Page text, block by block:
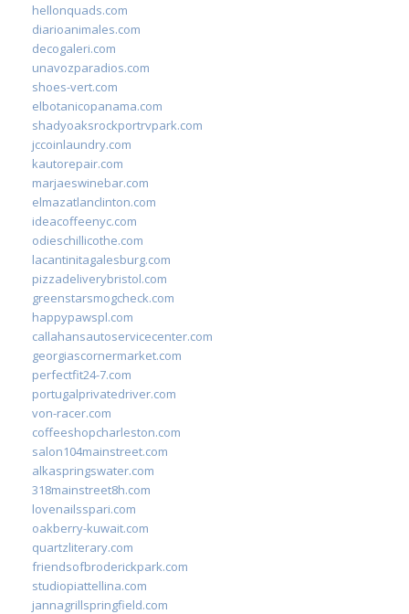
hellonquads.com
diarioanimales.com
decogaleri.com
unavozparadios.com
shoes-vert.com
elbotanicopanama.com
shadyoaksrockportrvpark.com
jccoinlaundry.com
kautorepair.com
marjaeswinebar.com
elmazatlanclinton.com
ideacoffeenyc.com
odieschillicothe.com
lacantinitagalesburg.com
pizzadeliverybristol.com
greenstarsmogcheck.com
happypawspl.com
callahansautoservicecenter.com
georgiascornermarket.com
perfectfit24-7.com
portugalprivatedriver.com
von-racer.com
coffeeshopcharleston.com
salon104mainstreet.com
alkaspringswater.com
318mainstreet8h.com
lovenailsspari.com
oakberry-kuwait.com
quartzliterary.com
friendsofbroderickpark.com
studiopiattellina.com
jannagrillspringfield.com